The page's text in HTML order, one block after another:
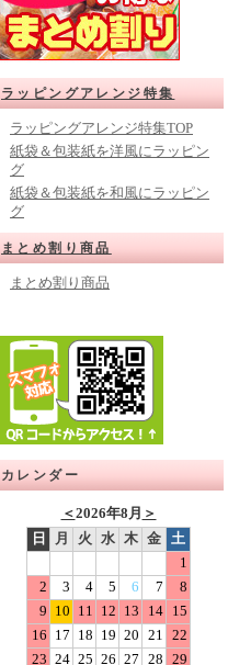
ラッピングアレンジ特集
ラッピングアレンジ特集TOP
紙袋＆包装紙を洋風にラッピン
グ
紙袋＆包装紙を和風にラッピン
グ
まとめ割り商品
まとめ割り商品
カレンダー
＜2026年8月 ＞
日
月 火 水 木 金
土
1
2
3 4 5 6 7
8
9
10 11 12 13 14
15
16
17 18 19 20 21
22
23 24 25 26 27 28 29